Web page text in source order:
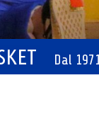
Dal